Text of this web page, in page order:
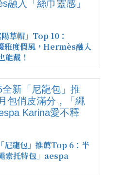
草帽」Top 10：
度假風，Hermès融入
能戴！
龍包」推薦Top 6：半
索托特包」aespa